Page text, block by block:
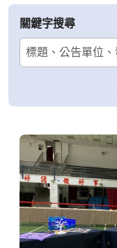
關鍵字搜尋